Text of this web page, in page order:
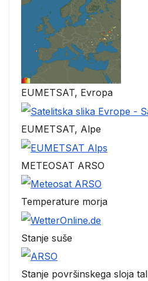
EUMETSAT, Evropa
EUMETSAT, Alpe
METEOSAT ARSO
Temperature morja
Stanje suše
Stanje površinskega sloja tal